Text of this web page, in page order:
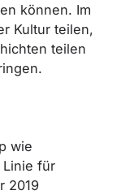
können. Im
Kultur teilen,
teilen
wie
für
2019